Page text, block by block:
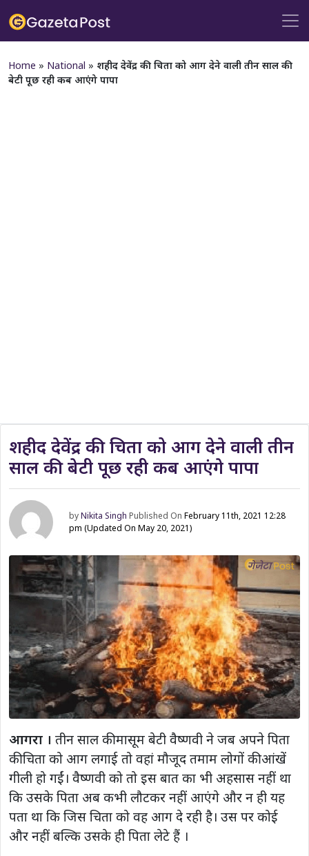
Home » National » शहीद देवेंद्र की चिता को आग देने वाली तीन साल की
बेटी पूछ रही कब आएंगे पापा
शहीद देवेंद्र की चिता को आग देने वाली तीन
साल की बेटी पूछ रही कब आएंगे पापा
byNikita Singh Published OnFebruary 11th, 2021 12:28
pm(Updated On May 20, 2021)
आगरा । तीन साल की मासूम बेटी वैष्णवी ने जब अपने पिता
की चिता को आग लगाई तो वहां मौजूद तमाम लोगों की आंखें
गीली हो गईं। वैष्णवी को तो इस बात का भी अहसास नहीं था
कि उसके पिता अब कभी लौटकर नहीं आएंगे और न ही यह
पता था कि जिस चिता को वह आग दे रही है। उस पर कोई
और नहीं बल्कि उसके ही पिता लेटे हैं ।